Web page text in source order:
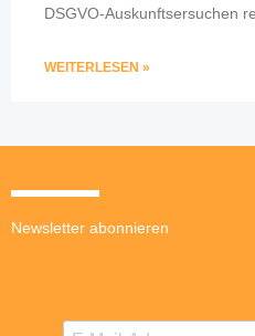
DSGVO-Auskunftsersuchen
WEITERLESEN »
Newsletter abonnieren